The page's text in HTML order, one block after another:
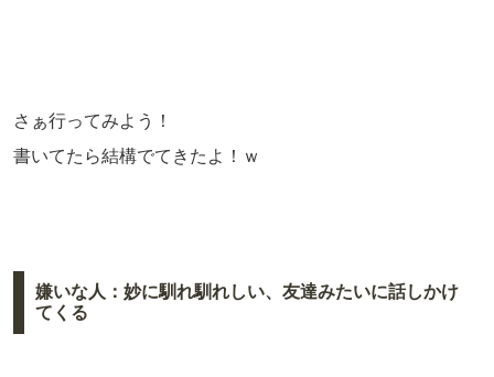
さぁ行ってみよう！
書いてたら結構でてきたよ！ｗ
嫌いな人：妙に馴れ馴れしい、友達みたいに話しかけ
てくる